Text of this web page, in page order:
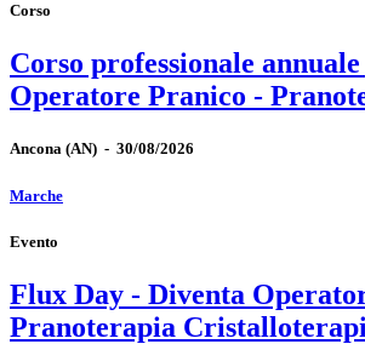
Corso
Corso professionale
Operatore Pranico -
Ancona (AN) - 30/08/2026
Marche
Evento
Flux Day - Diventa
Pranoterapia